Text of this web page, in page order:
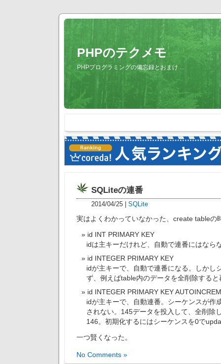
PHPのテクメモ
PHPプログラミングの備忘録とおまけ ...
SQLiteの連番
2014/04/25 SQLite
実はよくわかっていなかった、create tableの
id INT PRIMARY KEY
idは主キーだけれど、自動で連番にはなら
id INTEGER PRIMARY KEY
idが主キーで、自動で連番になる。しかし
ず、例えばtable内のデータを全削除する
id INTEGER PRIMARY KEY
idが主キーで、自動連番。シーケンスが作
されない。145データを投入して、全削除
146。初期化するにはシーケンスを0で
一つ賢くなった。
No Comments »